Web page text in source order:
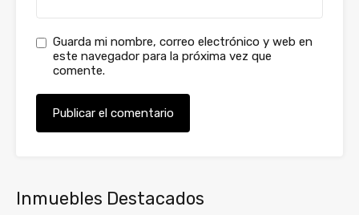
Guarda mi nombre, correo electrónico y web en
este navegador para la próxima vez que
comente.
Inmuebles Destacados